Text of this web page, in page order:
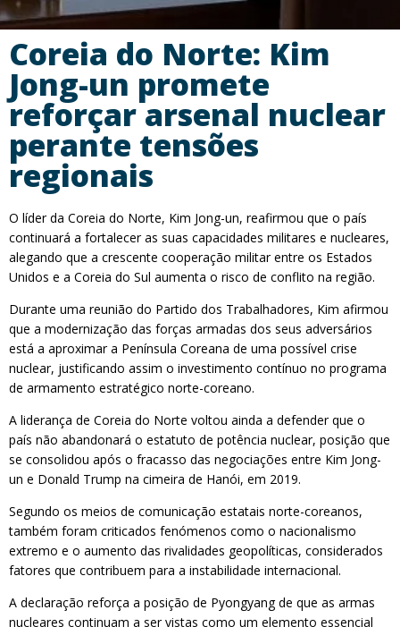
Coreia do Norte: Kim
Jong-un promete
reforçar arsenal nuclear
perante tensões
regionais
O líder da Coreia do Norte, Kim Jong-un, reafirmou que o país
continuará a fortalecer as suas capacidades militares e nucleares,
alegando que a crescente cooperação militar entre os Estados
Unidos e a Coreia do Sul aumenta o risco de conflito na região.
Durante uma reunião do Partido dos Trabalhadores, Kim afirmou
que a modernização das forças armadas dos seus adversários
está a aproximar a Península Coreana de uma possível crise
nuclear, justificando assim o investimento contínuo no programa
de armamento estratégico norte-coreano.
A liderança de Coreia do Norte voltou ainda a defender que o
país não abandonará o estatuto de potência nuclear, posição que
se consolidou após o fracasso das negociações entre Kim Jong-
un e Donald Trump na cimeira de Hanói, em 2019.
Segundo os meios de comunicação estatais norte-coreanos,
também foram criticados fenómenos como o nacionalismo
extremo e o aumento das rivalidades geopolíticas, considerados
fatores que contribuem para a instabilidade internacional.
A declaração reforça a posição de Pyongyang de que as armas
nucleares continuam a ser vistas como um elemento essencial